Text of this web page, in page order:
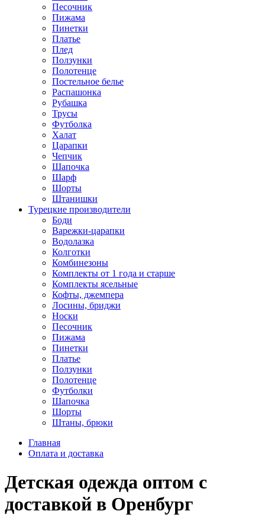
Песочник
Пижама
Пинетки
Платье
Плед
Ползунки
Полотенце
Постельное белье
Распашонка
Рубашка
Трусы
Футболка
Халат
Царапки
Чепчик
Шапочка
Шарф
Шорты
Штанишки
Турецкие производители
Боди
Варежки-царапки
Водолазка
Колготки
Комбинезоны
Комплекты от 1 года и старше
Комплекты ясельные
Кофты, джемпера
Лосины, бриджи
Носки
Песочник
Пижама
Пинетки
Платье
Ползунки
Полотенце
Футболки
Шапочка
Шорты
Штаны, брюки
Главная
Оплата и доставка
Детская одежда оптом с
доставкой в Оренбург